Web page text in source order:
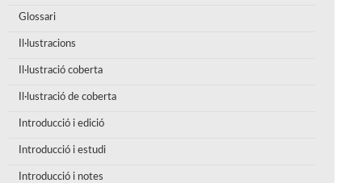
Glossari
Il·lustracions
Il·lustració coberta
Il·lustració de coberta
Introducció i edició
Introducció i estudi
Introducció i notes